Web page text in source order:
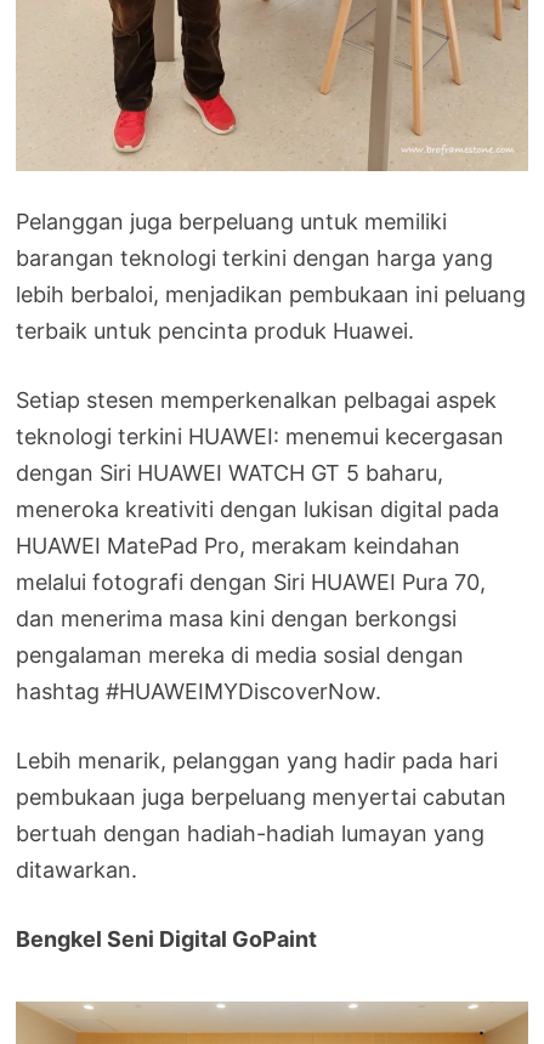
Pelanggan juga berpeluang untuk memiliki
barangan teknologi terkini dengan harga yang
lebih berbaloi, menjadikan pembukaan ini peluang
terbaik untuk pencinta produk Huawei.
Setiap stesen memperkenalkan pelbagai aspek
teknologi terkini HUAWEI: menemui kecergasan
dengan Siri HUAWEI WATCH GT 5 baharu,
meneroka kreativiti dengan lukisan digital pada
HUAWEI MatePad Pro, merakam keindahan
melalui fotografi dengan Siri HUAWEI Pura 70,
dan menerima masa kini dengan berkongsi
pengalaman mereka di media sosial dengan
hashtag #HUAWEIMYDiscoverNow.
Lebih menarik, pelanggan yang hadir pada hari
pembukaan juga berpeluang menyertai cabutan
bertuah dengan hadiah-hadiah lumayan yang
ditawarkan.
Bengkel Seni Digital GoPaint